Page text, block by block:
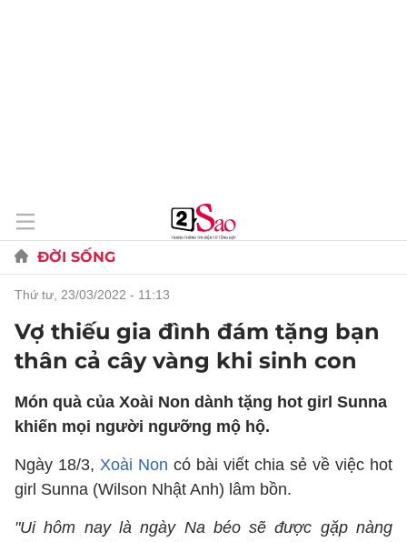
ĐỜI SỐNG
thứ tư, 23/03/2022 - 11:13
Vợ thiếu gia đình đám tặng bạn
thân cả cây vàng khi sinh con
Món quà của Xoài Non dành tặng hot girl Sunna
khiến mọi người ngưỡng mộ hộ.
Ngày 18/3, Xoài Non có bài viết chia sẻ về việc hot
girl Sunna (Wilson Nhật Anh) lâm bồn.
"Ui hôm nay là ngày Na béo sẽ được gặp nàng